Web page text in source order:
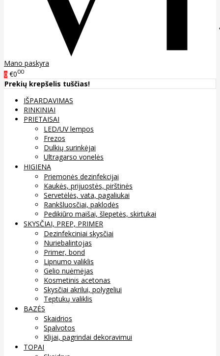
Mano paskyra
0 €000
Prekių krepšelis tuščias!
IŠPARDAVIMAS
RINKINIAI
PRIETAISAI
LED/UV lempos
Frezos
Dulkių surinkėjai
Ultragarso vonelės
HIGIENA
Priemonės dezinfekcijai
Kaukės, prijuostės, pirštinės
Servetėlės, vata, pagaliukai
Rankšluosčiai, paklodės
Pedikiūro maišai, šlepetės, skirtukai
SKYSČIAI, PREP, PRIMER
Dezinfekciniai skysčiai
Nuriebalintojas
Primer, bond
Lipnumo valiklis
Gelio nuėmėjas
Kosmetinis acetonas
Skysčiai akrilui, polygeliui
Teptukų valiklis
BAZĖS
Skaidrios
Spalvotos
Klijai, pagrindai dekoravimui
TOPAI